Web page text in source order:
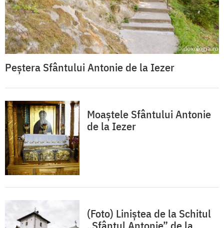
Peștera Sfântului Antonie de la Iezer
Moaștele Sfântului Antonie
de la Iezer
(Foto) Liniștea de la Schitul